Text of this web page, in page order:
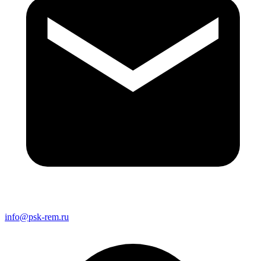
info@psk-rem.ru